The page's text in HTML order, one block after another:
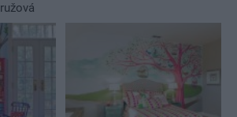
ružová